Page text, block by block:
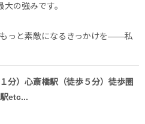
の強みです。
っと素敵になるきっかけを――私
）心斎橋駅（徒歩５分）徒歩圏
etc...